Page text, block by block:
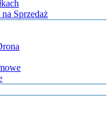
Sprzedaż